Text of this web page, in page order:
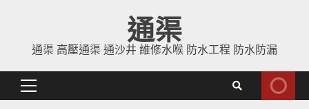
content
通渠
通渠 高壓通渠 通沙井 維修水喉 防水工程 防水防漏
Primary